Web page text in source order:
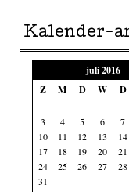
Kalender-
juli 2016
Z
M D W D
3
4 5 6 7
10
11 12 13 14
17
18 19 20 21
24
25 26 27 28
31